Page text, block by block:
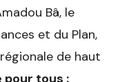
Bâ, le
et du Plan,
de haut
pour tous :